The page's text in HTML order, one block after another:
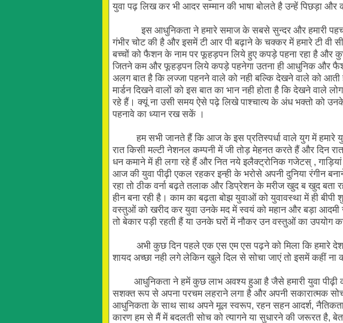
युवा पढ़ लिख कर भी आदर सम्मान की भाषा बोलते है उन्हें पिछड़ा और
इस आधुनिकता ने हमारे समाज के सबसे सुन्दर और हमारी पहचान
गंभीर चोट की है और इसमें टी आर पी बढ़ाने के चक्कर में हमारे टी वी
बच्चों को फैशन के नाम पर फूहड़पन लिये हुए कपड़े पहना रहा है और
जितने कम और फूहड़पन लिये कपड़े पहनेगा उतना ही आधुनिक और
अलग बात है कि लज्जा पहनने वाले को नही बल्कि देखने वाले को
मार्डन दिखने वालों को इस बात का भान नही होता है कि देखने वाले
रहे हैं। क्यूं ना उसी समय ऐसे पढ़े लिखे पाश्चात्य के अंध भक्तो को
पहनावे का ध्यान रख सकें ।
हम सभी जानते हैं कि आज के इस प्रतिस्पर्धा वाले युग में हमारे
रात किसी मल्टी नेशनल कम्पनी में जी तोड़ मेहनत करते हैं और दिन
धन कमाने में ही लगा रहे हैं और नित नये इलैक्ट्रोनिक गजेटस् ,
आज की युवा पीढ़ी एकल रहकर इन्ही के भरोसे अपनी दुनिया रंगीन
रहा तो ठीक वर्ना बढ़ते तलाक और डिप्रेशन के मरीज खुद ब खुद बता रहें
हीन बना रही है। काम का बढ़ता बोझ युवाओं को युवावस्था में ही बीपी
वस्तुओं को खरीद कर युवा उनके मद में स्वयं को महान और बड़ा आदमी
तो बेकार पड़ी रहती हैं या उनके घरों में नौकर उन वस्तुओं का उपयोग
अभी कुछ दिन पहले एक एस एम एस पढ़ने को मिला कि हमारे देश
शायद अच्छा नही लगे लेकिन खुले दिल से सोचा जाएं तो इसमें कहीं ना
आधुनिकता ने हमें कुछ लाभ अवश्य हुआ है जैसे हमारी युवा पीढ़ी की
सशक्त रूप से अपना परचम लहराने लगा है और अपनी सकारात्मक
आधुनिकता के साथ साथ अपने मूल स्वरूप, रहन सहन आदर्श,
कारण हम से मैं में बदलती सोच को त्यागने या सुधारने की जरूरत है,